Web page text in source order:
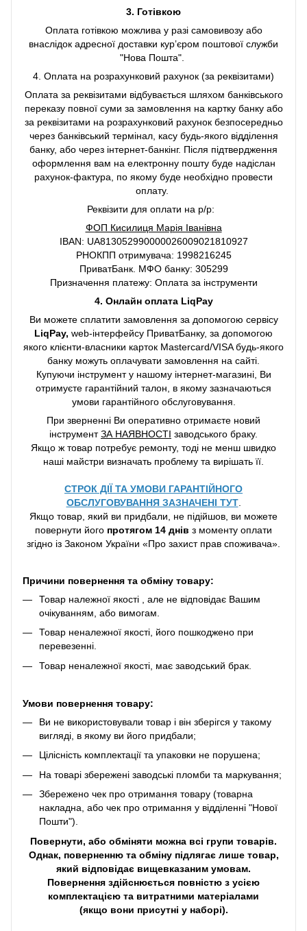
3. Готівкою
Оплата готівкою можлива у разі самовивозу або
внаслідок адресної доставки курʼєром поштової служби
"Нова Пошта".
4. Оплата на розрахунковий рахунок (за реквізитами)
Оплата за реквізитами відбувається шляхом банківського
переказу повної суми за замовлення на картку банку або
за реквізитами на розрахунковий рахунок безпосередньо
через банківський термінал, касу будь-якого відділення
банку, або через інтернет-банкінг. Після підтвердження
оформлення вам на електронну пошту буде надіслан
рахунок-фактура, по якому буде необхідно провести
оплату.
Реквізити для оплати на р/р:
ФОП Кисилиця Марія Іванівна
IBAN: UA813052990000026009021810927
РНОКПП отримувача: 1998216245
ПриватБанк. МФО банку: 305299
Призначення платежу: Оплата за інструменти
4. Онлайн оплата LiqPay
Ви можете сплатити замовлення за допомогою сервісу
LiqPay, web-інтерфейсу ПриватБанку, за допомогою
якого клієнти-власники карток Mastercard/VISA будь-якого
банку можуть оплачувати замовлення на сайті.
Купуючи інструмент у нашому інтернет-магазині, Ви
отримуєте гарантійний талон, в якому зазначаються
умови гарантійного обслуговування.
При зверненні Ви оперативно отримаєте новий
інструментЗА НАЯВНОСТІ заводського браку.
Якщо ж товар потребує ремонту, тоді не менш швидко
наші майстри визначать проблему та вирішать її.
СТРОК ДІЇ ТА УМОВИ ГАРАНТІЙНОГО
ОБСЛУГОВУВАННЯ ЗАЗНАЧЕНІ ТУТ.
Якщо товар, який ви придбали, не підійшов, ви можете
повернути його протягом 14 днів з моменту оплати
згідно із Законом України «Про захист прав споживача».
Причини повернення та обміну товару:
Товар належної якості , але не відповідає Вашим
очікуванням, або вимогам.
Товар неналежної якості, його пошкоджено при
перевезенні.
Товар неналежної якості, має заводський брак.
Умови повернення товару:
Ви не використовували товар і він зберігся у такому
вигляді, в якому ви його придбали;
Цілісність комплектації та упаковки не порушена;
На товарі збережені заводські пломби та маркування;
Збережено чек про отримання товару (товарна
накладна, або чек про отримання у відділенні "Нової
Пошти").
Повернути, або обміняти можна всі групи товарів.
Однак, поверненню та обміну підлягає лише товар,
який відповідає вищевказаним умовам.
Повернення здійснюється повністю з усією
комплектацією та витратними матеріалами
(якщо вони присутні у наборі).